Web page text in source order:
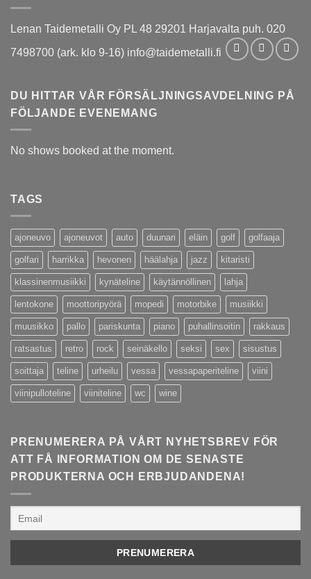
Lenan Taidemetalli Oy PL 48 29201 Harjavalta puh. 020
7498700 (ark. klo 9-16) info@taidemetalli.fi
DU HITTAR VÅR FÖRSÄLJNINGSAVDELNING PÅ
FÖLJANDE EVENEMANG
No shows booked at the moment.
TAGS
ajoneuvo ajoneuvot auto duunari eläin golf golfaaja
golfari harrikka hevonen häälahja jazz kitaristi
klassinenmusiikki kynäteline käytännöllinen lahja
lentokone moottoripyörä mopedi motorbike musiikki
muusikko pallo pariskunta piano puhallinsoitin rakkaus
ratsastus retro rock seinäkello seksi sex sisustus
soittaja teline urheilu vessa vessapaperiteline viini
viinipulloteline viiniteline wc wine
PRENUMERERA PÅ VÅRT NYHETSBREV FÖR
ATT FÅ INFORMATION OM DE SENASTE
PRODUKTERNA OCH ERBJUDANDENA!